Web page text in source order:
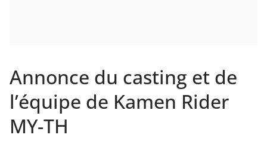
Annonce du casting et de
l’équipe de Kamen Rider
MY-TH